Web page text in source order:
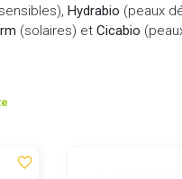
Hydrabio (peaux
(solaires) et Cicabio
favorite_border